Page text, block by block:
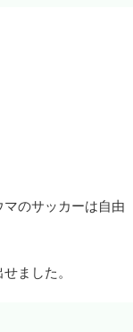
のサッカーは自由
ました。